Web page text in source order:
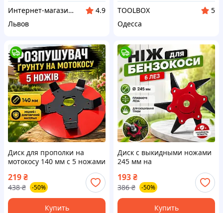
Интернет-магазин ELEKTROMAG
4.9
Львов
TOOLBOX
5
Одесса
Диск для прополки на
мотокосу 140 мм с 5 ножами
Насадка культиватор фреза
для бензокосы
Металлический
разрыхлитель почвы
219₴
438 ₴ -50%
Купить
Диск с выкидными ножами
245 мм на
мотокосу Сегментный нож
для триммера для травы,
сорняков и
кустов Косильный диск для
бензокосы
193₴
386 ₴ -50%
Купить